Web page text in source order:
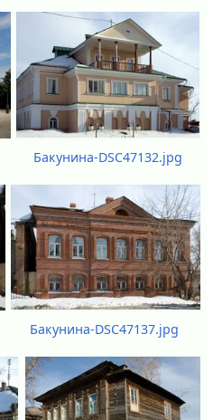
Бакунина-DSC47132.jpg
Бакунина-DSC47137.jpg